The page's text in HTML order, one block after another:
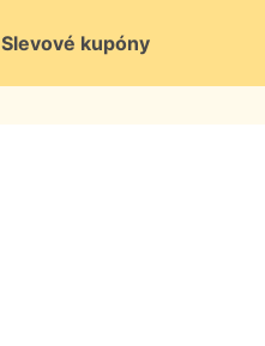
Slevové kupóny